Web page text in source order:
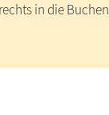
in die